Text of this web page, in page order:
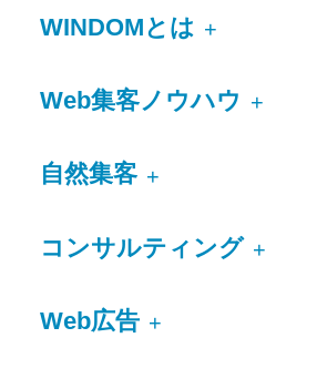
WINDOMとは +
Web集客ノウハウ +
自然集客 +
コンサルティング +
Web広告 +